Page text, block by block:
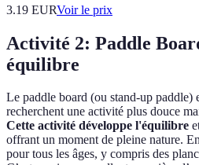
3.19 EURVoir le prix
Activité 2: Paddle
équilibre
Le paddle board (ou stand-up paddle)
recherchent une activité plus douce
Cette activité développe l'équilibre
offrant un moment de pleine nature.
pour tous les âges, y compris des